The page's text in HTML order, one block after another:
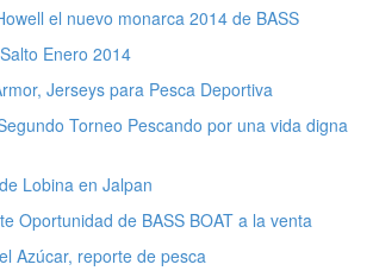
el nuevo monarca 2014 de BASS
Enero 2014
Jerseys para Pesca Deportiva
Torneo Pescando por una vida digna
Lobina en Jalpan
Oportunidad de BASS BOAT a la venta
Azúcar, reporte de pesca